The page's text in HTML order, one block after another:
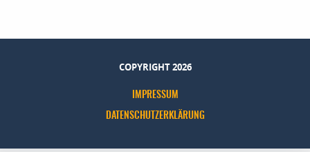
COPYRIGHT 2026
IMPRESSUM
DATENSCHUTZERKLÄRUNG